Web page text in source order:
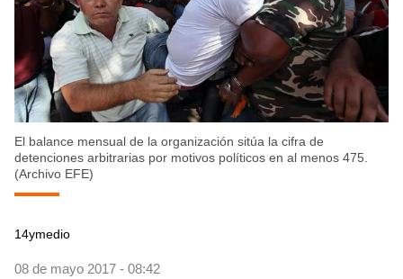
El balance mensual de la organización sitúa la cifra de
detenciones arbitrarias por motivos políticos en al menos 475.
(Archivo EFE)
14ymedio
08 de mayo 2017 - 08:42